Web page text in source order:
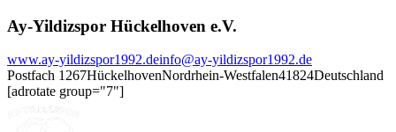
Ay-Yildizspor Hückelhoven e.V.
www.ay-yildizspor1992.deinfo@ay-yildizspor1992.de
Postfach 1267HückelhovenNordrhein-Westfalen41824Deutschland
[adrotate group="7"]